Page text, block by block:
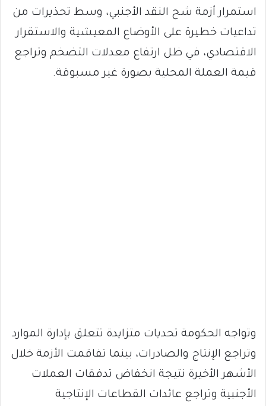
استمرار أزمة شح النقد الأجنبي، وسط تحذيرات من
تداعيات خطيرة على الأوضاع المعيشية والاستقرار
الاقتصادي، في ظل ارتفاع معدلات التضخم وتراجع
قيمة العملة المحلية بصورة غير مسبوقة.
وتواجه الحكومة تحديات متزايدة تتعلق بإدارة الموارد
وتراجع الإنتاج والصادرات، بينما تفاقمت الأزمة خلال
الأشهر الأخيرة نتيجة انخفاض تدفقات العملات
الأجنبية وتراجع عائدات القطاعات الإنتاجية